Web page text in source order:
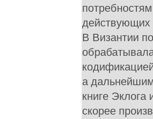
действующих
В Византии
а
книге Эклога
скорее